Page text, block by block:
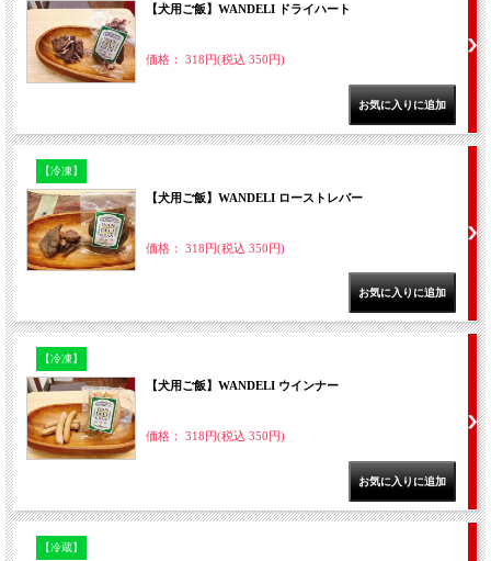
【犬用ご飯】WANDELI ドライハート
価格： 318円(税込 350円)
【冷凍】
【犬用ご飯】WANDELI ローストレバー
価格： 318円(税込 350円)
【冷凍】
【犬用ご飯】WANDELI ウインナー
価格： 318円(税込 350円)
【冷蔵】